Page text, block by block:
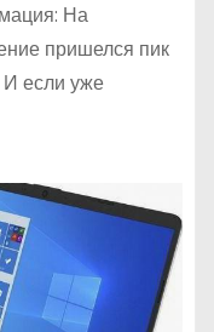
На
пришелся пик
И если уже